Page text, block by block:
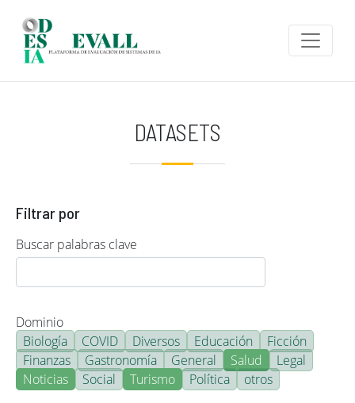
DATASETS
Filtrar por
Buscar palabras clave
Dominio
Biología
COVID Diversos Educación
Ficción
Finanzas
Gastronomía General Salud
Legal
Noticias
Social Turismo Política otros